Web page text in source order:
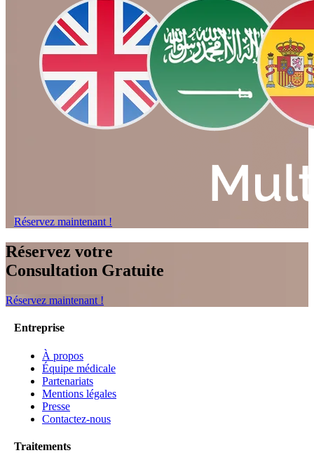
Réservez maintenant !
Réservez votre
Consultation Gratuite
Réservez maintenant !
Entreprise
À propos
Équipe médicale
Partenariats
Mentions légales
Presse
Contactez-nous
Traitements